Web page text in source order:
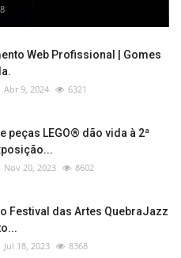
Web Profissional | Gomes
Abr 9, 2024 6321
peças LEGO® dão vida à 2ª
Nov 20, 2023 8602
Festival das Artes QuebraJazz
Jul 18, 2023 8368